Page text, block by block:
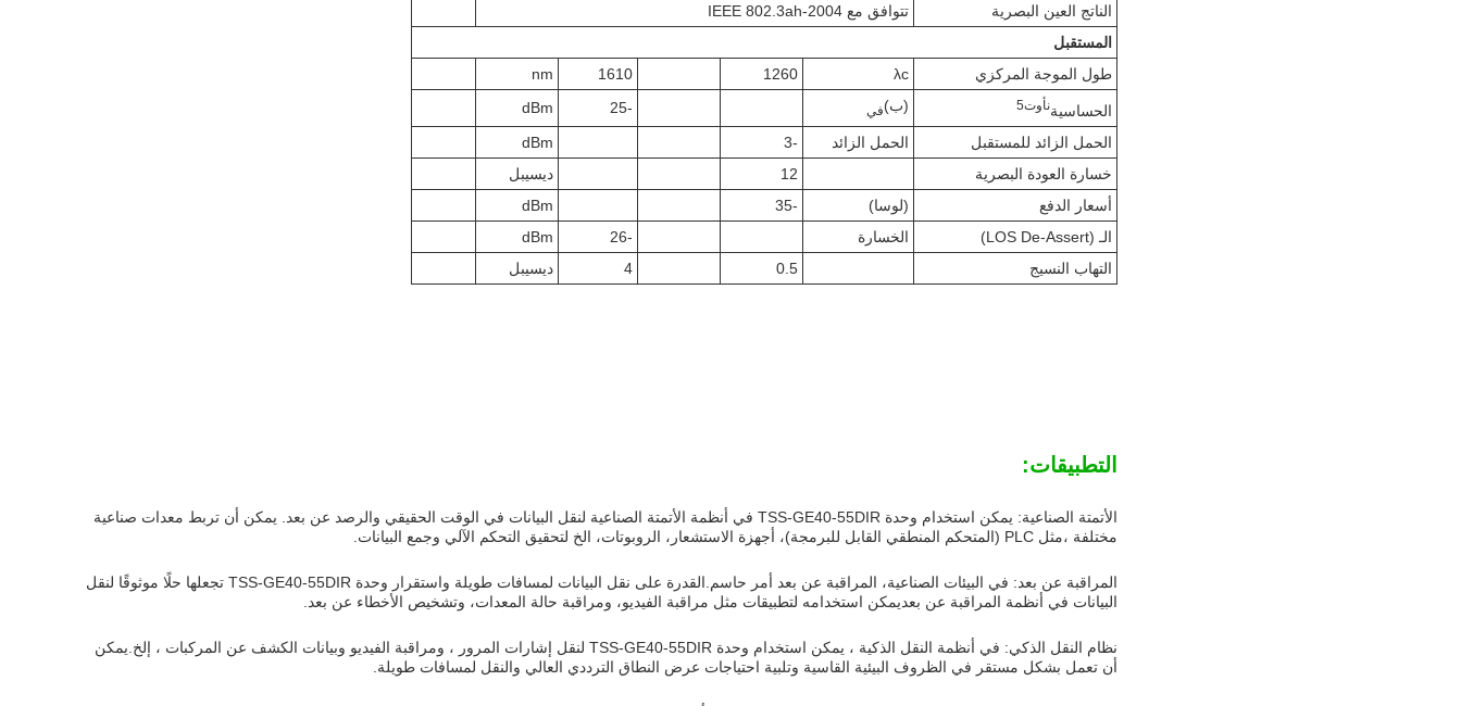
الناتج العين البصرية
تتوافق مع IEEE 802.3ah-2004
المستقبل
طول الموجة المركزي
λc
1260
1610
nm
الحساسيةنأوت5 (ب)في -25
dBm
الحمل الزائد للمستقبل
الحمل الزائد -3
dBm
خسارة العودة البصرية
12
ديسيبل
أسعار الدفع
(لوسا) -35
dBm
الـ (LOS De-Assert)
الخسارة -26
dBm
التهاب النسيج
0.5
4 ديسيبل
التطبيقات:
الأتمتة الصناعية: يمكن استخدام وحدة TSS-GE40-55DIR في أنظمة الأتمتة الصناعية لنقل البيانات في الوقت الحقيقي والرصد عن بعد. يمكن أن تربط معدات صناعية
مختلفة ،مثل PLC (المتحكم المنطقي القابل للبرمجة)، أجهزة الاستشعار، الروبوتات، الخ لتحقيق التحكم الآلي وجمع البيانات.
المراقبة عن بعد: في البيئات الصناعية، المراقبة عن بعد أمر حاسم.القدرة على نقل البيانات لمسافات طويلة واستقرار وحدة TSS-GE40-55DIR تجعلها حلًا موثوقًا لنقل
البيانات في أنظمة المراقبة عن بعديمكن استخدامه لتطبيقات مثل مراقبة الفيديو، ومراقبة حالة المعدات، وتشخيص الأخطاء عن بعد.
نظام النقل الذكي: في أنظمة النقل الذكية ، يمكن استخدام وحدة TSS-GE40-55DIR لنقل إشارات المرور ، ومراقبة الفيديو وبيانات الكشف عن المركبات ، إلخ.يمكن
أن تعمل بشكل مستقر في الظروف البيئية القاسية وتلبية احتياجات عرض النطاق الترددي العالي والنقل لمسافات طويلة.